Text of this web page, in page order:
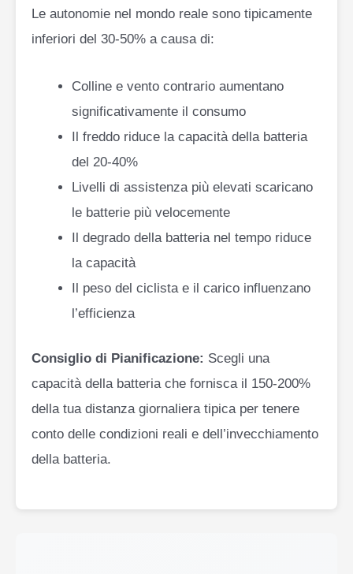
Le autonomie nel mondo reale sono tipicamente
inferiori del 30-50% a causa di:
Colline e vento contrario aumentano
significativamente il consumo
Il freddo riduce la capacità della batteria
del 20-40%
Livelli di assistenza più elevati scaricano
le batterie più velocemente
Il degrado della batteria nel tempo riduce
la capacità
Il peso del ciclista e il carico influenzano
l’efficienza
Consiglio di Pianificazione: Scegli una
capacità della batteria che fornisca il 150-200%
della tua distanza giornaliera tipica per tenere
conto delle condizioni reali e dell’invecchiamento
della batteria.